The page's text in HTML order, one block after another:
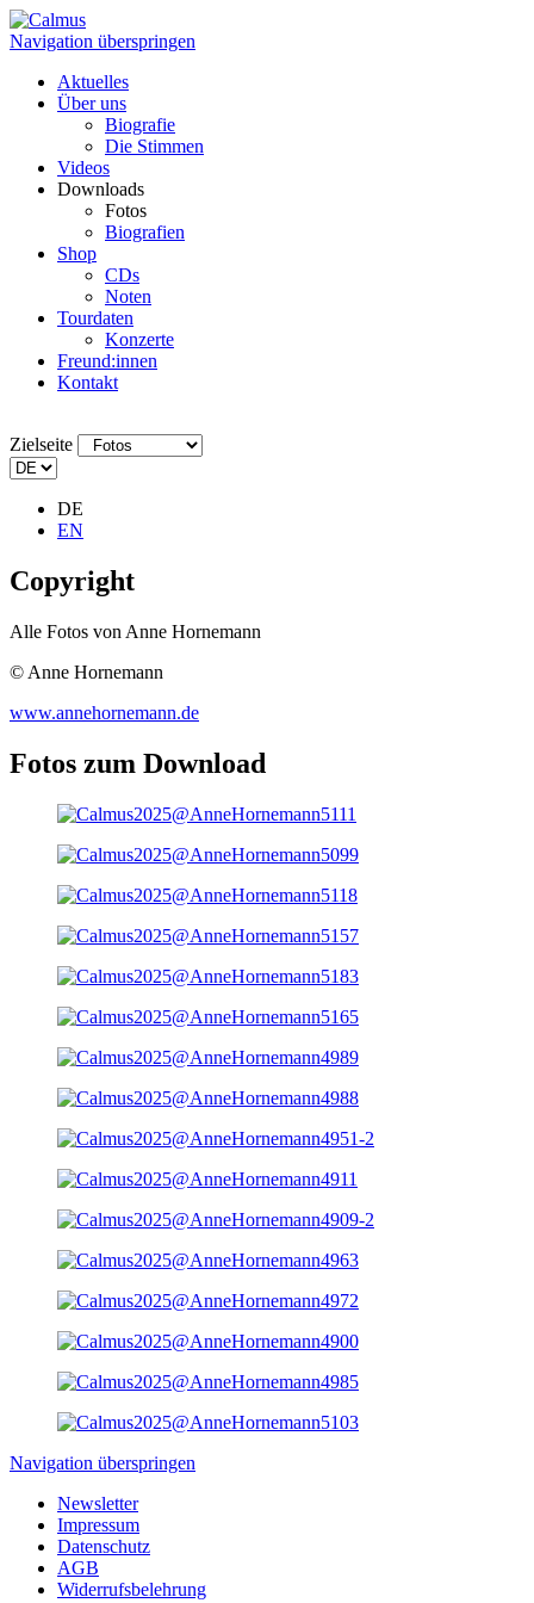
Navigation überspringen
Aktuelles
Über uns
Biografie
Die Stimmen
Videos
Downloads
Fotos
Biografien
Shop
CDs
Noten
Tourdaten
Konzerte
Freund:innen
Kontakt
Zielseite
DE
EN
Copyright
Alle Fotos von Anne Hornemann
© Anne Hornemann
www.annehornemann.de
Fotos zum Download
Navigation überspringen
Newsletter
Impressum
Datenschutz
AGB
Widerrufsbelehrung